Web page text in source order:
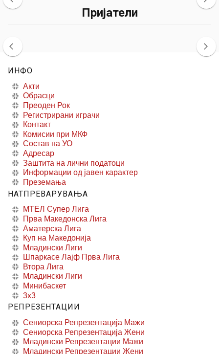
Пријатели
ИНФО
Акти
Обрасци
Преоден Рок
Регистрирани играчи
Контакт
Комисии при МКФ
Состав на УО
Адресар
Заштита на лични податоци
Информации од јавен карактер
Преземања
НАТПРЕВАРУВАЊА
МТЕЛ Супер Лига
Прва Македонска Лига
Аматерска Лига
Куп на Македонија
Младински Лиги
Шпаркасе Лајф Прва Лига
Втора Лига
Младински Лиги
Минибаскет
3x3
РЕПРЕЗЕНТАЦИИ
Сениорска Репрезентација Мажи
Сениорска Репрезентација Жени
Младински Репрезентации Мажи
Младински Репрезентации Жени